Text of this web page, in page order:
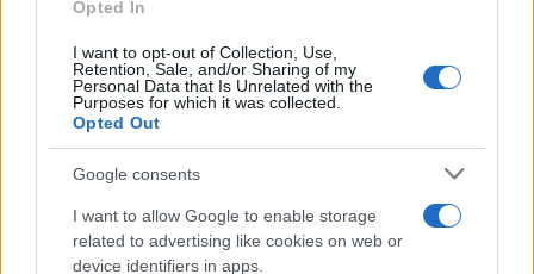
Opted In
I want to opt-out of Collection, Use,
Retention, Sale, and/or Sharing of my
Personal Data that Is Unrelated with the
Purposes for which it was collected.
Opted Out
Google consents
I want to allow Google to enable storage
related to advertising like cookies on web or
device identifiers in apps.
Sigue leyendo
FINANZAS